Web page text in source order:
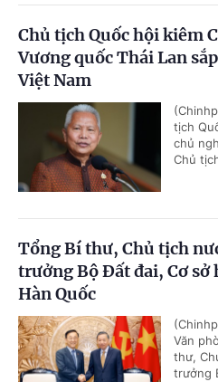
Chủ tịch Quốc hội kiêm
Vương quốc Thái Lan
Việt Nam
tịch
chủ
Chủ
Tổng Bí thư, Chủ tịch
trưởng Bộ Đất đai, Cơ sở
Hàn Quốc
Văn
thư,
trưởng